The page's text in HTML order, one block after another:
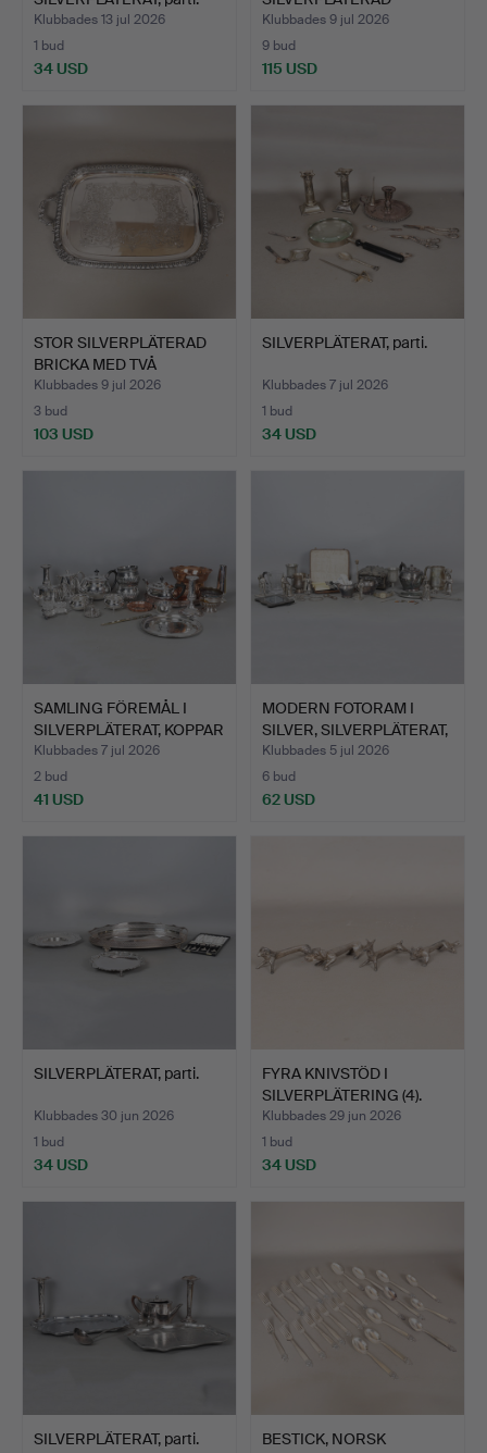
Klubbades 13 jul 2026
1 bud
34 USD
JAKTFLASKA OCH …
Klubbades 9 jul 2026
9 bud
115 USD
STOR SILVERPLÄTERAD
BRICKA MED TVÅ
HANDTAG…
Klubbades 9 jul 2026
3 bud
103 USD
SILVERPLÄTERAT, parti.
Klubbades 7 jul 2026
1 bud
34 USD
SAMLING FÖREMÅL I
SILVERPLÄTERAT, KOPPAR
O…
Klubbades 7 jul 2026
2 bud
41 USD
MODERN FOTORAM I
SILVER, SILVERPLÄTERAT,
p…
Klubbades 5 jul 2026
6 bud
62 USD
SILVERPLÄTERAT, parti.
Klubbades 30 jun 2026
1 bud
34 USD
FYRA KNIVSTÖD I
SILVERPLÄTERING (4).
Klubbades 29 jun 2026
1 bud
34 USD
SILVERPLÄTERAT, parti.
BESTICK, NORSK